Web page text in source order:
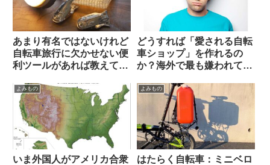
あまり有名ではないけれど
自転車旅行に欠かせない便
利ツールがあれば教えてく
どうすれば「愛される自転
車ショップ」を作れるの
か？海外で最も嫌われてい
度に学ぶ（海外掲示板か
よみもの
いま外国人がアメリカ合衆
よみもの
はたらく自転車：ミニベロ